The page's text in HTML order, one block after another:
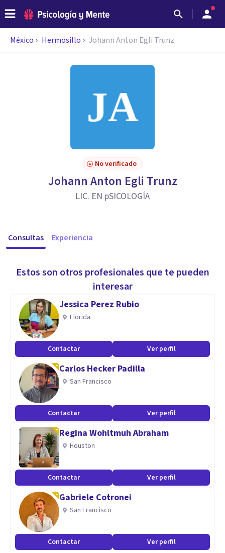
México Hermosillo Johann Anton Egli Trunz
No verificado
Johann Anton Egli Trunz
LIC. EN pSICOLOGÍA
Consultas Experiencia
Estos son otros profesionales que te pueden
interesar
Jessica Perez Rubio
Florida
Contactar Ver perfil
Carlos Hecker Padilla
San Francisco
Contactar Ver perfil
Regina Wohltmuh Abraham
Houston
Contactar Ver perfil
Gabriele Cotronei
San Francisco
Contactar Ver perfil